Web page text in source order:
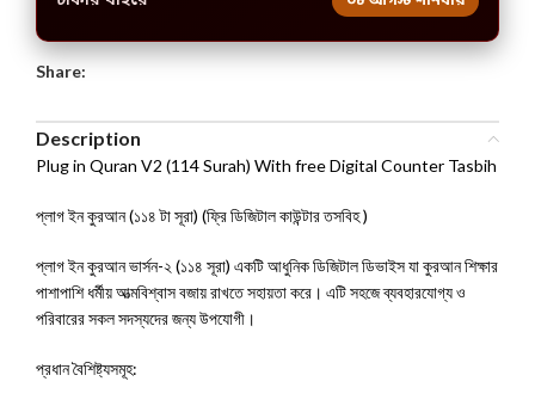
Share:
Description
Plug in Quran V2 (114 Surah) With free Digital Counter Tasbih
প্লাগ ইন কুরআন (১১৪ টা সূরা) (ফ্রি ডিজিটাল কাউন্টার তসবিহ )
প্লাগ ইন কুরআন ভার্সন-২ (১১৪ সূরা) একটি আধুনিক ডিজিটাল ডিভাইস যা কুরআন শিক্ষার
পাশাপাশি ধর্মীয় আত্মবিশ্বাস বজায় রাখতে সহায়তা করে। এটি সহজে ব্যবহারযোগ্য ও
পরিবারের সকল সদস্যদের জন্য উপযোগী।
প্রধান বৈশিষ্ট্যসমূহ: